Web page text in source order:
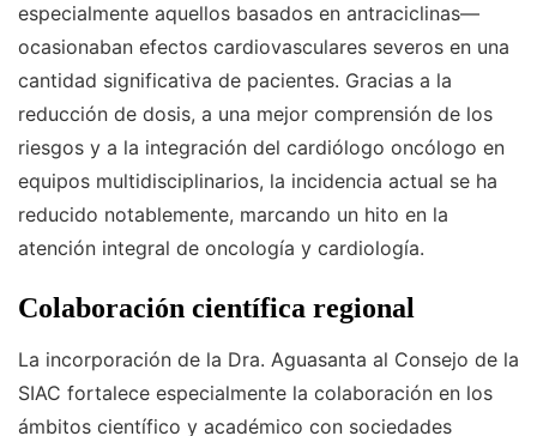
especialmente aquellos basados en antraciclinas—
ocasionaban efectos cardiovasculares severos en una
cantidad significativa de pacientes. Gracias a la
reducción de dosis, a una mejor comprensión de los
riesgos y a la integración del cardiólogo oncólogo en
equipos multidisciplinarios, la incidencia actual se ha
reducido notablemente, marcando un hito en la
atención integral de oncología y cardiología.
Colaboración científica regional
La incorporación de la Dra. Aguasanta al Consejo de la
SIAC fortalece especialmente la colaboración en los
ámbitos científico y académico con sociedades